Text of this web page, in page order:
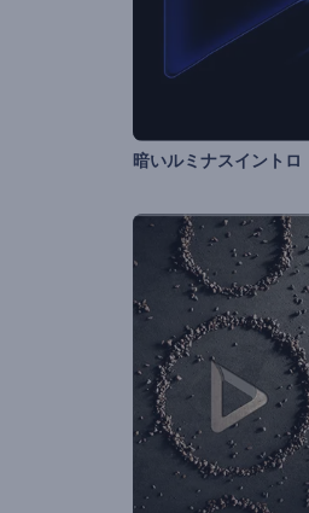
暗いルミナスイントロ